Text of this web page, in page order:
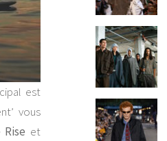
est
vous
Rise et